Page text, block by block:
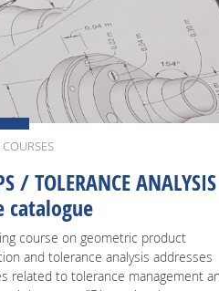
/ TOLERANCE ANALYSIS
catalogue
course on geometric product
and tolerance analysis addresses
related to tolerance management